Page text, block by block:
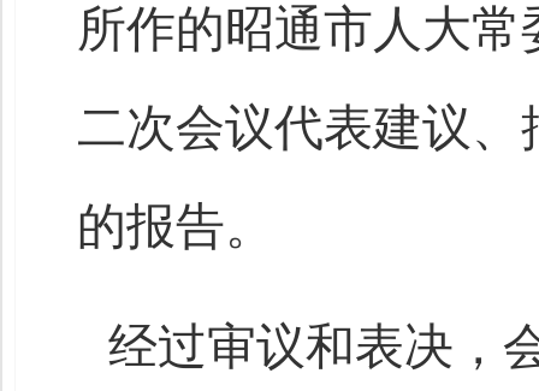
所作的昭通市人大
二次会议代表建议
的报告。
经过审议和表决，